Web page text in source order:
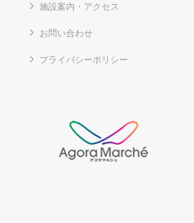
施設案内・アクセス
お問い合わせ
プライバシーポリシー